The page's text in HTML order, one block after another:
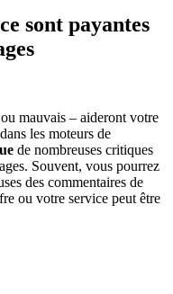
sont payantes
mauvais – aideront votre
dans les moteurs de
de nombreuses critiques
Souvent, vous pourrez
des commentaires de
ou votre service peut être